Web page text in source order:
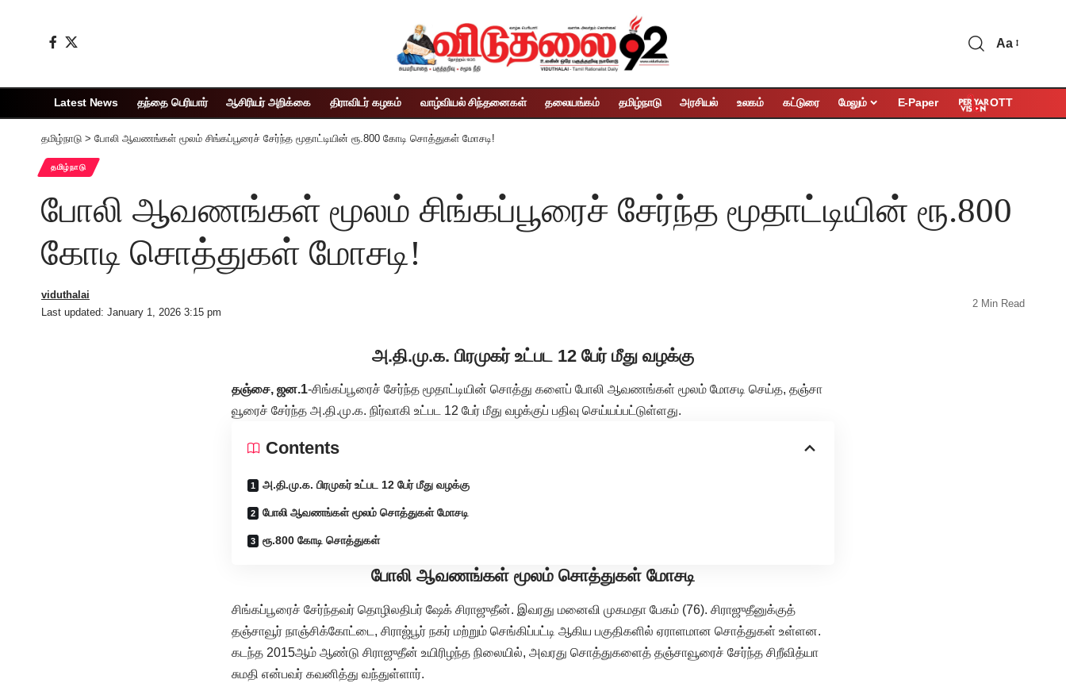
Aa
Latest News தந்தை பெரியார் ஆசிரியர் அறிக்கை திராவிடர் கழகம் வாழ்வியல் சிந்தனைகள் தலையங்கம் தமிழ்நாடு அரசியல் உலகம் கட்டுரை மேலும் E-Paper OTT
தமிழ்நாடு > போலி ஆவணங்கள் மூலம் சிங்கப்பூரைச் சேர்ந்த மூதாட்டியின் ரூ.800 கோடி சொத்துகள் மோசடி!
தமிழ்நாடு
போலி ஆவணங்கள் மூலம் சிங்கப்பூரைச் சேர்ந்த மூதாட்டியின் ரூ.800
கோடி சொத்துகள் மோசடி!
Last updated: January 1, 2026 3:15 pm
viduthalai
2 Min Read
அ.தி.மு.க. பிரமுகர் உட்பட 12 பேர் மீது வழக்கு
தஞ்சை, ஜன.1-சிங்கப்பூரைச் சேர்ந்த மூதாட்டியின் சொத்து களைப் போலி ஆவணங்கள் மூலம் மோசடி செய்த, தஞ்சா
வூரைச் சேர்ந்த அ.தி.மு.க. நிர்வாகி உட்பட 12 பேர் மீது வழக்குப் பதிவு செய்யப்பட்டுள்ளது.
Contents
அ.தி.மு.க. பிரமுகர் உட்பட 12 பேர் மீது வழக்கு
போலி ஆவணங்கள் மூலம் சொத்துகள் மோசடி
ரூ.800 கோடி சொத்துகள்
போலி ஆவணங்கள் மூலம் சொத்துகள் மோசடி
சிங்கப்பூரைச் சேர்ந்தவர் தொழிலதிபர் ஷேக் சிராஜுதீன். இவரது மனைவி முகமதா பேகம் (76). சிராஜுதீனுக்குத்
தஞ்சாவூர் நாஞ்சிக்கோட்டை, சிராஜ்பூர் நகர் மற்றும் செங்கிப்பட்டி ஆகிய பகுதிகளில் ஏராளமான சொத்துகள் உள்ளன.
கடந்த 2015ஆம் ஆண்டு சிராஜுதீன் உயிரிழந்த நிலையில், அவரது சொத்துகளைத் தஞ்சாவூரைச் சேர்ந்த சிறீவித்யா
சுமதி என்பவர் கவனித்து வந்துள்ளார்.